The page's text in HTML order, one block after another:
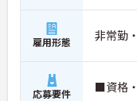
雇用形態 非常勤
応募要件 ■資格